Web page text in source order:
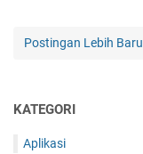
Postingan Lebih Baru
KATEGORI
Aplikasi